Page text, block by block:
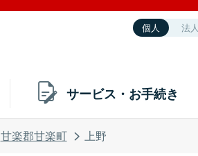
個人 法人
サービス・お手続き
甘楽郡甘楽町 上野